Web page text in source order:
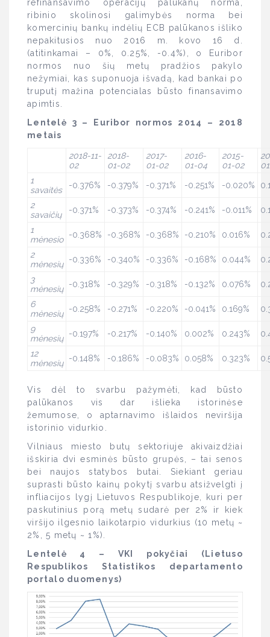
refinansavimo operacijų palūkanų norma,
ribinio skolinosi galimybės norma bei
komercinių bankų indėlių ECB palūkanos išliko
nepakitusios nuo 2016 m. kovo 16 d.
(atitinkamai – 0%, 0.25%, -0.4%), o Euribor
normos nuo šių metų pradžios pakylo
nežymiai, kas suponuoja išvadą, kad bankai po
truputį mažina potencialas būsto finansavimo
apimtis.
Lentelė 3 – Euribor normos 2014 – 2018
metais
2018-11-
02
2018-
01-02
2017-
01-02
2016-
01-04
2015-
01-02
1
savaitės
-0.376% -0.379% -0.371% -0.251% -0.020%
2
savaičių
-0.371% -0.373% -0.374% -0.241% -0.011%
1
mėnesio
-0.368% -0.368% -0.368% -0.210% 0.016%
2
mėnesių
-0.336% -0.340% -0.336% -0.168% 0.044%
3
mėnesių
-0.318% -0.329% -0.318% -0.132% 0.076%
6
mėnesių
-0.258% -0.271% -0.220% -0.041% 0.169%
9
mėnesių
-0.197% -0.217% -0.140% 0.002% 0.243%
12
mėnesių
-0.148% -0.186% -0.083% 0.058% 0.323%
Vis dėl to svarbu pažymėti, kad būsto
palūkanos vis dar išlieka istorinėse
žemumose, o aptarnavimo išlaidos neviršija
istorinio vidurkio.
Vilniaus miesto butų sektoriuje akivaizdžiai
išskiria dvi esminės būsto grupės, – tai senos
bei naujos statybos butai. Siekiant geriau
suprasti būsto kainų pokytį svarbu atsižvelgti į
infliacijos lygį Lietuvos Respublikoje, kuri per
paskutinius porą metų sudarė per 2% ir kiek
viršijo ilgesnio laikotarpio vidurkius (10 metų ~
2%, 5 metų ~ 1%).
Lentelė 4 – VKI pokyčiai (Lietuso
Respublikos Statistikos departamento
portalo duomenys)